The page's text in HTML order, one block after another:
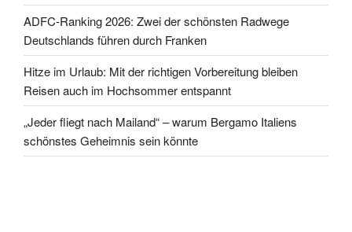
ADFC-Ranking 2026: Zwei der schönsten Radwege
Deutschlands führen durch Franken
Hitze im Urlaub: Mit der richtigen Vorbereitung bleiben
Reisen auch im Hochsommer entspannt
„Jeder fliegt nach Mailand“ – warum Bergamo Italiens
schönstes Geheimnis sein könnte